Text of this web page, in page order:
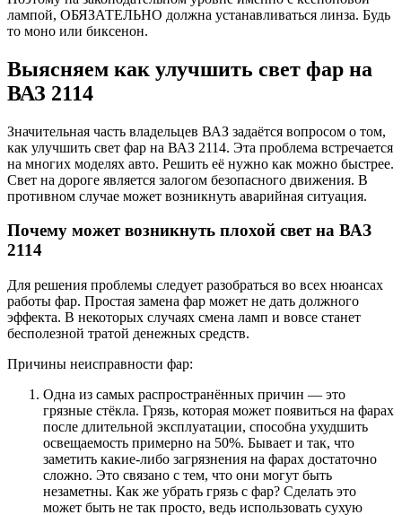
лампой, ОБЯЗАТЕЛЬНО должна устанавливаться линза. Будь
то моно или биксенон.
Выясняем как улучшить свет фар на
ВАЗ 2114
Значительная часть владельцев ВАЗ задаётся вопросом о том,
как улучшить свет фар на ВАЗ 2114. Эта проблема встречается
на многих моделях авто. Решить её нужно как можно быстрее.
Свет на дороге является залогом безопасного движения. В
противном случае может возникнуть аварийная ситуация.
Почему может возникнуть плохой свет на ВАЗ
2114
Для решения проблемы следует разобраться во всех нюансах
работы фар. Простая замена фар может не дать должного
эффекта. В некоторых случаях смена ламп и вовсе станет
бесполезной тратой денежных средств.
Причины неисправности фар:
Одна из самых распространённых причин — это
грязные стёкла. Грязь, которая может появиться на фарах
после длительной эксплуатации, способна ухудшить
освещаемость примерно на 50%. Бывает и так, что
заметить какие-либо загрязнения на фарах достаточно
сложно. Это связано с тем, что они могут быть
незаметны. Как же убрать грязь с фар? Сделать это
может быть не так просто, ведь использовать сухую